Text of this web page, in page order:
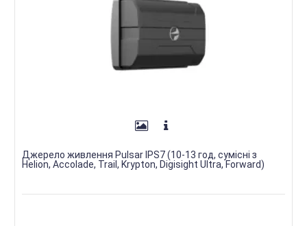
Джерело живлення Pulsar IPS7 (10-13 год, сумісні з
Helion, Accolade, Trail, Krypton, Digisight Ultra, Forward)